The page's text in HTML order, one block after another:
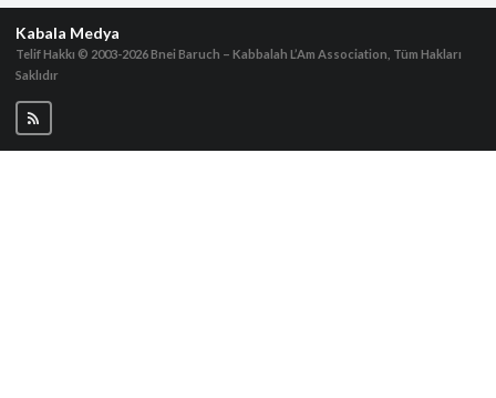
Kabala Medya
Telif Hakkı © 2003-2026Bnei Baruch – Kabbalah L’Am Association, Tüm Hakları
Saklıdır